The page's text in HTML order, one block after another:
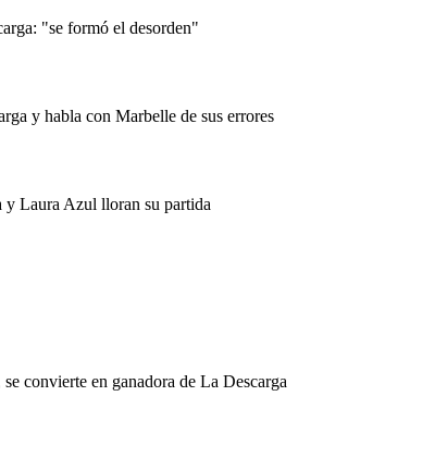
"se formó el desorden"
y habla con Marbelle de sus errores
y Laura Azul lloran su partida
convierte en ganadora de La Descarga